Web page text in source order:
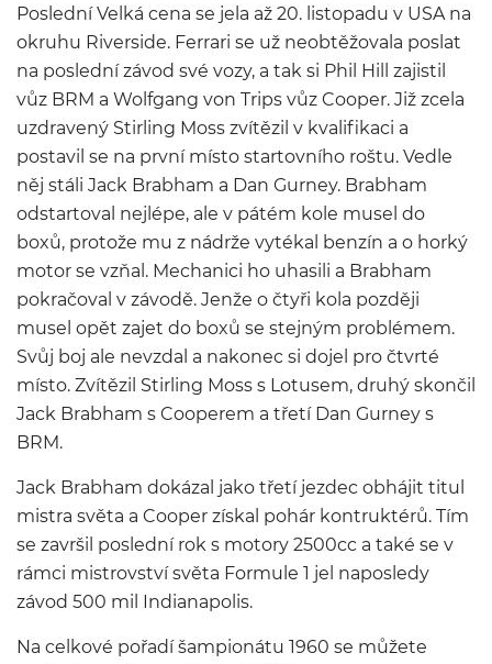
Poslední Velká cena se jela až 20. listopadu v USA na
okruhu Riverside. Ferrari se už neobtěžovala poslat
na poslední závod své vozy, a tak si Phil Hill zajistil
vůz BRM a Wolfgang von Trips vůz Cooper. Již zcela
uzdravený Stirling Moss zvítězil v kvalifikaci a
postavil se na první místo startovního roštu. Vedle
něj stáli Jack Brabham a Dan Gurney. Brabham
odstartoval nejlépe, ale v pátém kole musel do
boxů, protože mu z nádrže vytékal benzín a o horký
motor se vzňal. Mechanici ho uhasili a Brabham
pokračoval v závodě. Jenže o čtyři kola později
musel opět zajet do boxů se stejným problémem.
Svůj boj ale nevzdal a nakonec si dojel pro čtvrté
místo. Zvítězil Stirling Moss s Lotusem, druhý skončil
Jack Brabham s Cooperem a třetí Dan Gurney s
BRM.
Jack Brabham dokázal jako třetí jezdec obhájit titul
mistra světa a Cooper získal pohár kontruktérů. Tím
se završil poslední rok s motory 2500cc a také se v
rámci mistrovství světa Formule 1 jel naposledy
závod 500 mil Indianapolis.
Na celkové pořadí šampionátu 1960 se můžete